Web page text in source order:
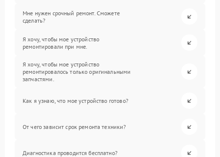
Мне нужен срочный ремонт. Сможете
сделать?
Я хочу, чтобы мое устройство
ремонтировали при мне.
Я хочу, чтобы мое устройство
ремонтировалось только оригинальными
запчастями.
Как я узнаю, что мое устройство готово?
От чего зависит срок ремонта техники?
Диагностика проводится бесплатно?